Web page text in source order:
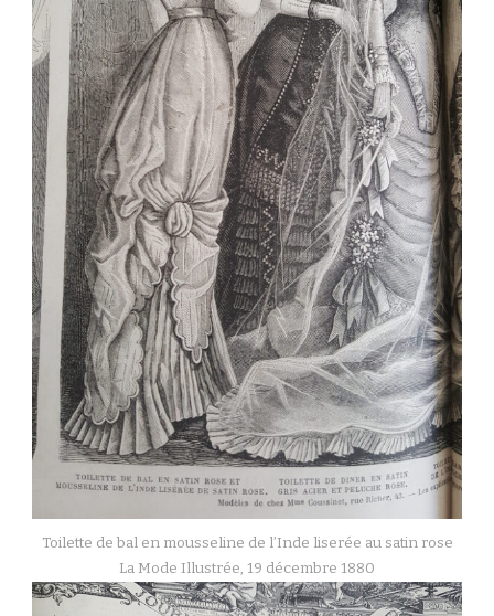
Toilette de bal en mousseline de l’Inde liserée au satin rose
La Mode Illustrée, 19 décembre 1880